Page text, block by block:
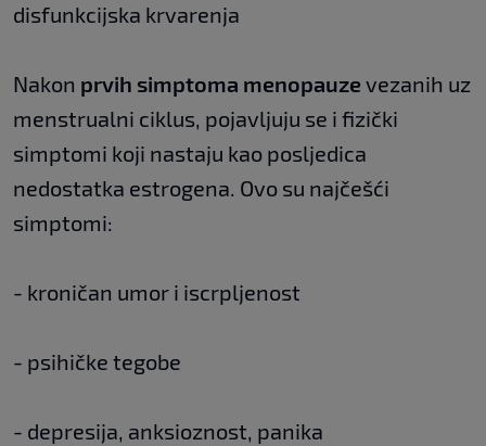
disfunkcijska krvarenja
Nakon prvih simptoma menopauze vezanih uz
menstrualni ciklus, pojavljuju se i fizički
simptomi koji nastaju kao posljedica
nedostatka estrogena. Ovo su najčešći
simptomi:
- kroničan umor i iscrpljenost
- psihičke tegobe
- depresija, anksioznost, panika